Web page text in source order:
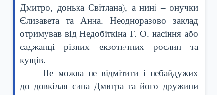
Дмитро, донька Світлана), а нині – онучки
Єлизавета та Анна. Неодноразово заклад
отримував від Недобіткіна Г. О. насіння або
саджанці різних екзотичних рослин та
кущів.
Не можна не відмітити і небайдужих
до довкілля сина Дмитра та його дружини